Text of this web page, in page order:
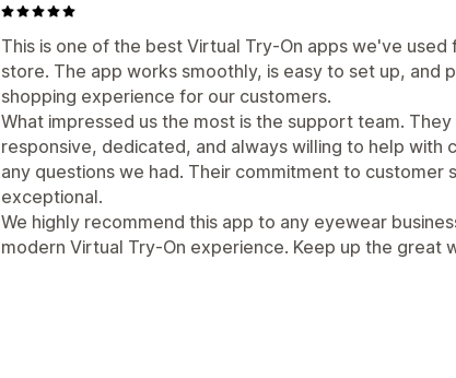
This is one of the best Virtual Try-On apps we've
store. The app works smoothly, is easy to set up, and
shopping experience for our customers.
What impressed us the most is the support team.
responsive, dedicated, and always willing to help with
any questions we had. Their commitment to customer
exceptional.
We highly recommend this app to any eyewear
modern Virtual Try-On experience. Keep up the great